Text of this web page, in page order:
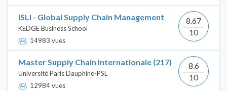
ISLI - Global Supply Chain Management
KEDGE Business School
14983 vues
8.67
10
Master Supply Chain Internationale (217)
Université Paris Dauphine-PSL
12984 vues
8.6
10